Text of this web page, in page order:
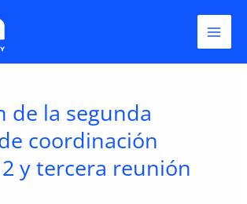
de la segunda
coordinación
y tercera reunión